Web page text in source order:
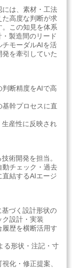
には、素材・工法
た高度な判断が求
この知見を体系
製造間のリード
チモーダルAIを活
を牽引していた
判断精度をAIで高
基幹プロセスに直
生産性に反映され
術開発を担当。
動チェック・過去
結するAIエージ
基づく設計形状の
ク設計・実装
履歴を横断活用す
る形状・注記・寸
化・修正提案、